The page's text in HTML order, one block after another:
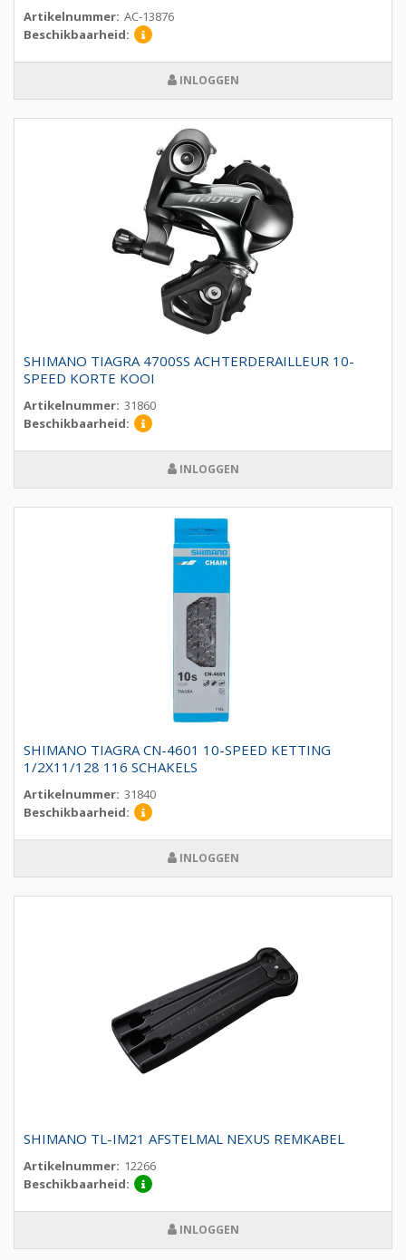
Artikelnummer: AC-13876
Beschikbaarheid:
INLOGGEN
SHIMANO TIAGRA 4700SS ACHTERDERAILLEUR 10-
SPEED KORTE KOOI
Artikelnummer: 31860
Beschikbaarheid:
INLOGGEN
SHIMANO TIAGRA CN-4601 10-SPEED KETTING
1/2X11/128 116 SCHAKELS
Artikelnummer: 31840
Beschikbaarheid:
INLOGGEN
SHIMANO TL-IM21 AFSTELMAL NEXUS REMKABEL
Artikelnummer: 12266
Beschikbaarheid:
INLOGGEN